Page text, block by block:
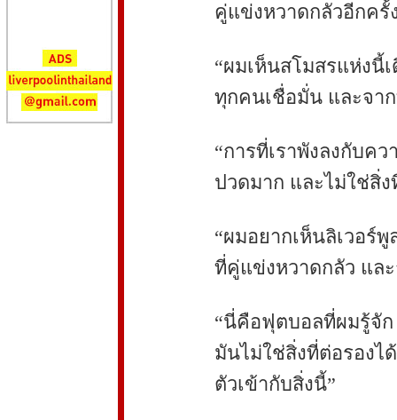
คู่แข่งหวาดกลัวอีกครั้
“ผมเห็นสโมสรแห่งนี้
ทุกคนเชื่อมั่น และจา
“การที่เราพังลงกับค
ปวดมาก และไม่ใช่สิ่
“ผมอยากเห็นลิเวอร์
ที่คู่แข่งหวาดกลัว แล
“นี่คือฟุตบอลที่ผมรู้จั
มันไม่ใช่สิ่งที่ต่อรองไ
ตัวเข้ากับสิ่งนี้”